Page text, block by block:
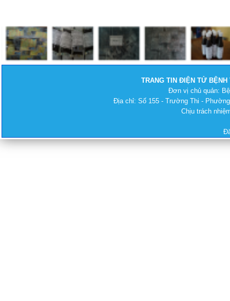
TRANG TIN ĐIỆN TỬ BỆNH
Đơn vị chủ quản:
Địa chỉ: Số 155 - Trường Thi -
Chịu trách